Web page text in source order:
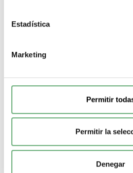
Estadística
Marketing
Permitir
Permitir la
Denegar
Sí
Declaración RoHS China
RoHS China. Declaración
.
RAEE
En el mercado de la Unión
de residuos específico y nunca
País de Origen